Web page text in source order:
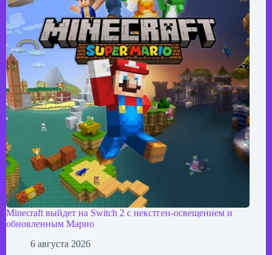
Minecraft выйдет на Switch 2 с некстген-освещением и
обновленным Марио
6 августа 2026